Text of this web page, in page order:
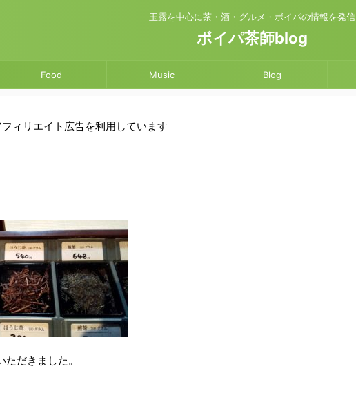
玉露を中心に茶・酒・グルメ・ボイパの情報を発信
ボイパ茶師blog
Food Music Blog
ィリエイト広告を利用しています
だきました。